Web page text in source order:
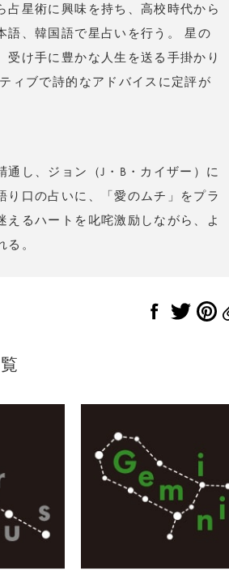
星術に興味を持ち、高校時代から
語、韓国語で星占いを行う。 星の
け手に豊かな人生を送る手掛かり
ィブで詩的なアドバイスに定評が
し、ジョン（J・B・カイザー）に
口の占いに、「愛のムチ」をプラ
るハートを叱咤激励しながら、よ
。